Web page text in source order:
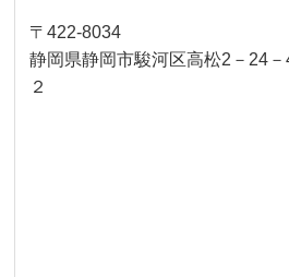
〒422-8034
静岡県静岡市駿河区高松2－24
２